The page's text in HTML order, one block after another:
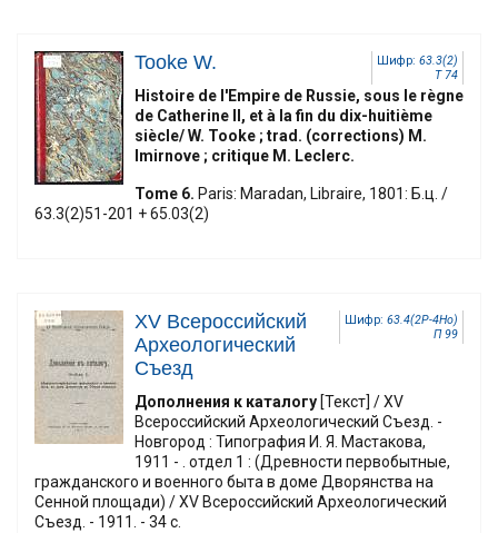
Шифр: 63.3(2)
T 74
Tooke W.
Histoire de l'Empire de Russie, sous le règne
de Catherine II, et à la fin du dix-huitième
siècle/ W. Tooke ; trad. (corrections) M.
Imirnove ; critique M. Leclerc.
Tome 6. Paris: Maradan, Libraire, 1801: Б.ц. /
63.3(2)51-201 + 65.03(2)
Шифр: 63.4(2Р-4Но)
П 99
XV Всероссийский
Археологический
Съезд
Дополнения к каталогу [Текст] / XV
Всероссийский Археологический Съезд. -
Новгород : Типография И. Я. Мастакова,
1911 - . отдел 1 : (Древности первобытные,
гражданского и военного быта в доме Дворянства на
Сенной площади) / XV Всероссийский Археологический
Съезд. - 1911. - 34 с.